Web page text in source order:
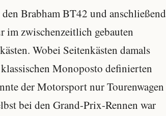
Brabham BT42 und anschließend
im zwischenzeitlich gebauten
Wobei Seitenkästen damals
Monoposto definierten
der Motorsport nur Tourenwagen
bei den Grand-Prix-Rennen war